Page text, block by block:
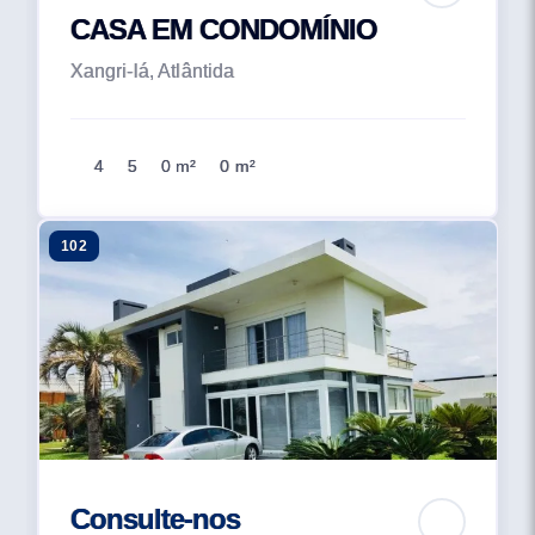
POLIESPORTIVA, FITNESS CENTER COMPLETO.
SERVIÇO PAY-PER-USE: COPEIRA, FAXINEIRA E
BABY-SITTER VOCÊ VAI ENTRAR EM FERIAS
TODA ESSA BELEZA ENCONTRE A
SEGURANCA 24 HORAS COM PORTARIA E
RONDAS O ANO INTEIRO. O CASA HERMOSA
TAMBEM TEM VISTA PARA O MAR O CASA HEMOSA
E UM LUGAR SURPREENDENTE ATE QUANDO
VOCE NAO ESTA NELE ALEM DO LAGO
ORNAMENTAL E TRAPICHE A BEIRA DO LAGO COM
LOUNGE E LAREIRA, O CONDOMÍNIO TAMBÉM
POSSUI UM PARADOURO A BEIRA-MAR QUE TEM
VONTADE DE APROVEITAR. O PARADOURO
CASA EM CONDOMÍNIO
Xangri-lá, Atlântida
4 5 0 m² 0 m²
102
Consulte-nos